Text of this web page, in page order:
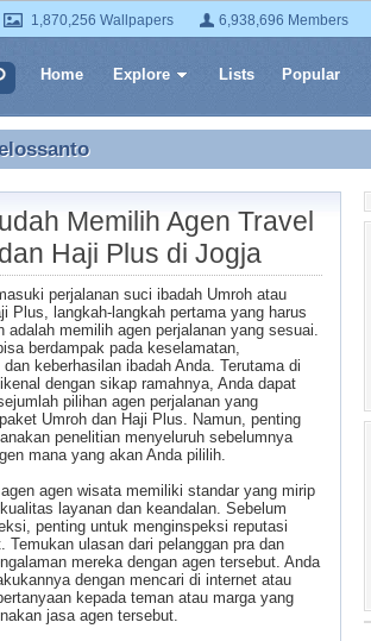
1,870,256 Wallpapers 6,938,696 Members
Home Explore Lists Popular
Memilih Agen Travel
Haji Plus di Jogja
perjalanan suci ibadah Umroh atau
Plus, langkah-langkah pertama yang harus
adalah memilih agen perjalanan yang sesuai.
berdampak pada keselamatan,
dan keberhasilan ibadah Anda. Terutama di
dengan sikap ramahnya, Anda dapat
pilihan agen perjalanan yang
Umroh dan Haji Plus. Namun, penting
penelitian menyeluruh sebelumnya
mana yang akan Anda pililih.
agen wisata memiliki standar yang mirip
layanan dan keandalan. Sebelum
penting untuk menginspeksi reputasi
Temukan ulasan dari pelanggan pra dan
mereka dengan agen tersebut. Anda
dengan mencari di internet atau
kepada teman atau marga yang
jasa agen tersebut.